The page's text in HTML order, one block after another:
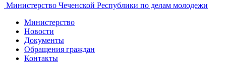
Министерство Чеченской Республики по делам молодежи
Министерство
Новости
Документы
Обращения граждан
Контакты